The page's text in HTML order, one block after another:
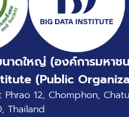
าดใหญ่ (องค์การมหาช
(Public
12, Chomphon,
Thailand